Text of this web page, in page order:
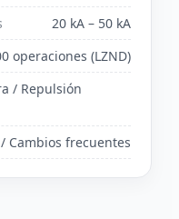
20 kA – 50 kA
operaciones (LZND)
/ Repulsión
Cambios frecuentes